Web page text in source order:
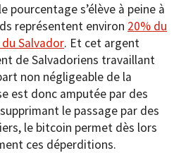
pourcentage s’élève à peine à
représentent environ 20% du
Salvador. Et cet argent
de Salvadoriens travaillant
non négligeable de la
est donc amputée par des
le passage par des
le bitcoin permet dès lors
ces déperditions.